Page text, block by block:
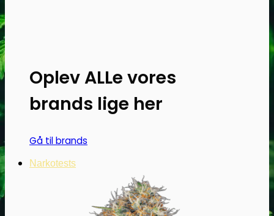
Oplev ALLe vores
brands lige her
Gå til brands
Narkotests